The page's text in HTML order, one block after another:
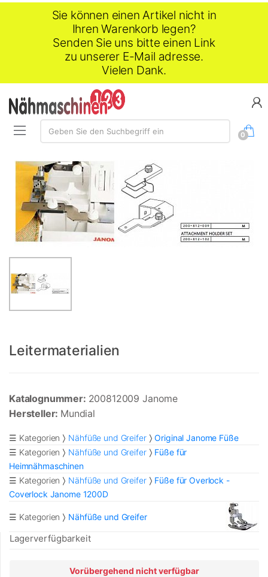
Sie können einen Artikel nicht in
Ihren Warenkorb legen?
Senden Sie uns bitte einen Link
zu unserer E-Mail adresse.
Vielen Dank.
Suche:
Geben Sie den Suchbegriff ein
0
Leitermaterialien
Katalognummer: 200812009 Janome
Hersteller: Mundial
☰ Kategorien Nähfüße und Greifer
Original Janome Füße
☰ Kategorien
Nähfüße und Greifer
Füße für
Heimnähmaschinen
☰ Kategorien
Nähfüße und Greifer
Füße für Overlock -
Coverlock Janome 1200D
☰ Kategorien Nähfüße und Greifer
Lagerverfügbarkeit
Vorübergehend nicht verfügbar